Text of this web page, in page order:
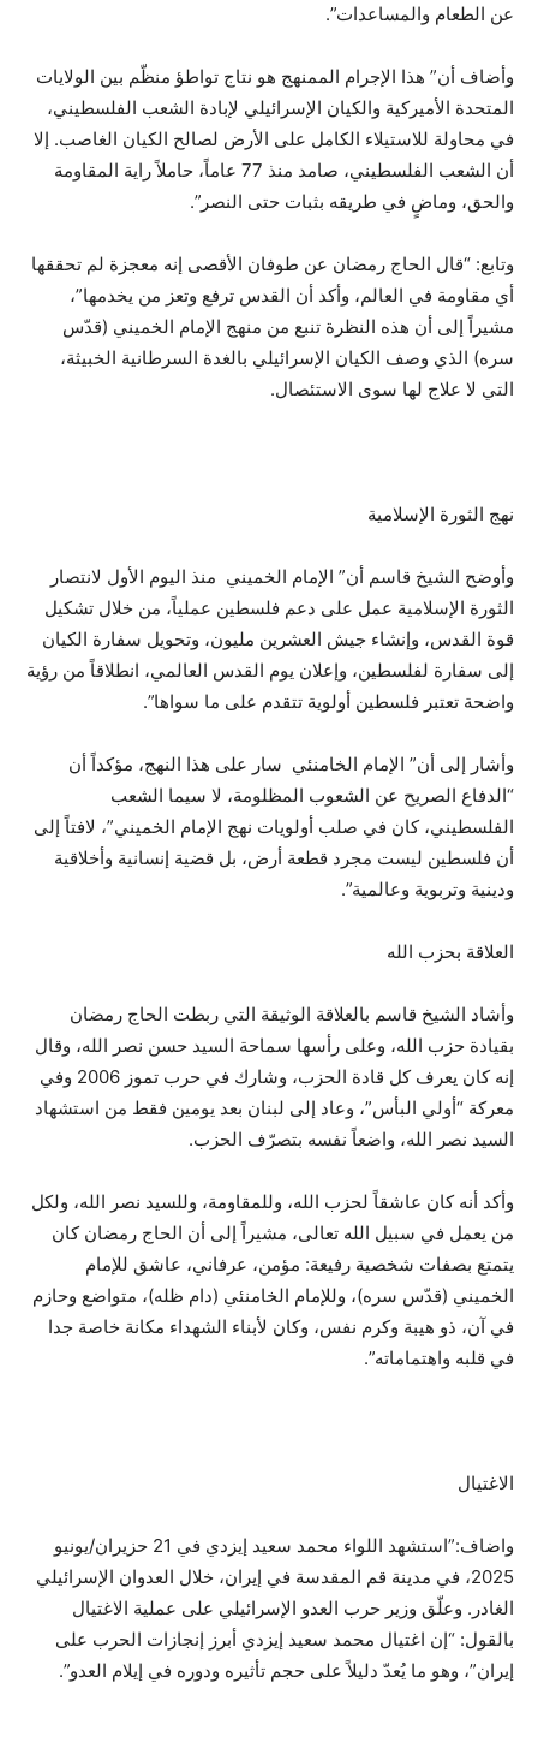
عن الطعام والمساعدات”.
وأضاف أن” هذا الإجرام الممنهج هو نتاج تواطؤ منظّم بين الولايات
المتحدة الأميركية والكيان الإسرائيلي لإبادة الشعب الفلسطيني،
في محاولة للاستيلاء الكامل على الأرض لصالح الكيان الغاصب. إلا
أن الشعب الفلسطيني، صامد منذ 77 عاماً، حاملاً راية المقاومة
والحق، وماضٍ في طريقه بثبات حتى النصر”.
وتابع: “قال الحاج رمضان عن طوفان الأقصى إنه معجزة لم تحققها
أي مقاومة في العالم، وأكد أن القدس ترفع وتعز من يخدمها”،
مشيراً إلى أن هذه النظرة تنبع من منهج الإمام الخميني (قدّس
سره) الذي وصف الكيان الإسرائيلي بالغدة السرطانية الخبيثة،
التي لا علاج لها سوى الاستئصال.
نهج الثورة الإسلامية
وأوضح الشيخ قاسم أن” الإمام الخميني منذ اليوم الأول لانتصار
الثورة الإسلامية عمل على دعم فلسطين عملياً، من خلال تشكيل
قوة القدس، وإنشاء جيش العشرين مليون، وتحويل سفارة الكيان
إلى سفارة لفلسطين، وإعلان يوم القدس العالمي، انطلاقاً من رؤية
واضحة تعتبر فلسطين أولوية تتقدم على ما سواها”.
وأشار إلى أن” الإمام الخامنئي سار على هذا النهج، مؤكداً أن
“الدفاع الصريح عن الشعوب المظلومة، لا سيما الشعب
الفلسطيني، كان في صلب أولويات نهج الإمام الخميني”، لافتاً إلى
أن فلسطين ليست مجرد قطعة أرض، بل قضية إنسانية وأخلاقية
ودينية وتربوية وعالمية”.
العلاقة بحزب الله
وأشاد الشيخ قاسم بالعلاقة الوثيقة التي ربطت الحاج رمضان
بقيادة حزب الله، وعلى رأسها سماحة السيد حسن نصر الله، وقال
إنه كان يعرف كل قادة الحزب، وشارك في حرب تموز 2006 وفي
معركة “أولي البأس”، وعاد إلى لبنان بعد يومين فقط من استشهاد
السيد نصر الله، واضعاً نفسه بتصرّف الحزب.
وأكد أنه كان عاشقاً لحزب الله، وللمقاومة، وللسيد نصر الله، ولكل
من يعمل في سبيل الله تعالى، مشيراً إلى أن الحاج رمضان كان
يتمتع بصفات شخصية رفيعة: مؤمن، عرفاني، عاشق للإمام
الخميني (قدّس سره)، وللإمام الخامنئي (دام ظله)، متواضع وحازم
في آن، ذو هيبة وكرم نفس، وكان لأبناء الشهداء مكانة خاصة جدا
في قلبه واهتماماته”.
الاغتيال
واضاف:”استشهد اللواء محمد سعيد إيزدي في 21 حزيران/يونيو
2025، في مدينة قم المقدسة في إيران، خلال العدوان الإسرائيلي
الغادر. وعلّق وزير حرب العدو الإسرائيلي على عملية الاغتيال
بالقول: “إن اغتيال محمد سعيد إيزدي أبرز إنجازات الحرب على
إيران”، وهو ما يُعدّ دليلاً على حجم تأثيره ودوره في إيلام العدو”.